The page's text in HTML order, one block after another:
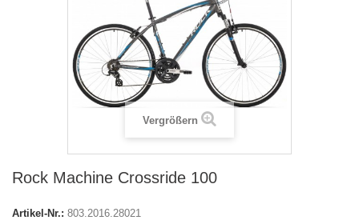
Vergrößern
Rock Machine Crossride 100
Artikel-Nr.: 803.2016.28021